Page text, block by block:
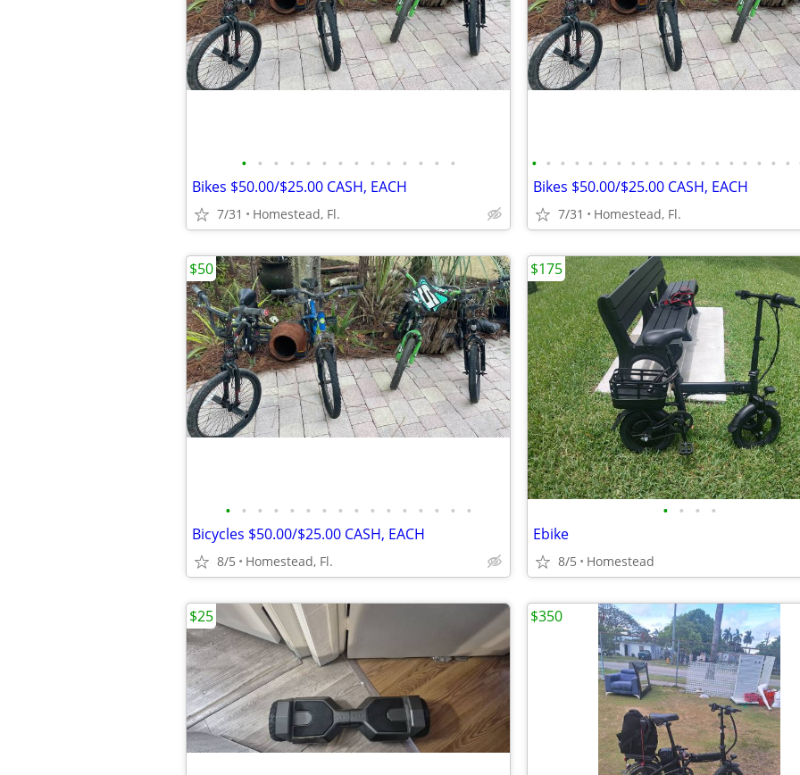
• • • • • • • • • • • • • •
Bikes $50.00/$25.00 CASH, EACH
7/31 Homestead, Fl.
• • • • • • • • • • • • • • • • • • •
Bikes $50.00/$25.00 CASH, EACH
7/31 Homestead, Fl.
• • • • • • • • • • • • • • • •
Bicycles $50.00/$25.00 CASH, EACH
8/5 Homestead, Fl.
$50
• • • •
Ebike
8/5 Homestead
$175
$25 $350